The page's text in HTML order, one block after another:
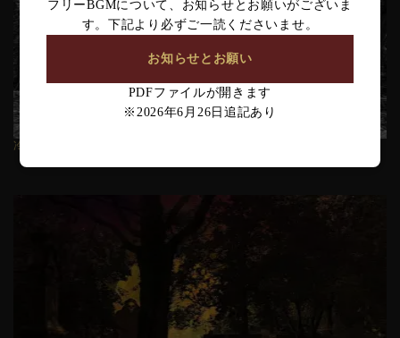
冷たく暗い環境音のみの淡々としたホラーBGM「囁く者」
フリーBGMについて、お知らせとお願いがございま
す。下記より必ずご一読くださいませ。
お知らせとお願い
PDFファイルが開きます
※2026年6月26日追記あり